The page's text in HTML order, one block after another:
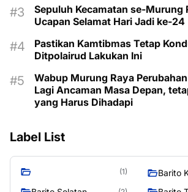
Sepuluh Kecamatan se-Murung
Ucapan Selamat Hari Jadi ke-24
Pastikan Kamtibmas Tetap
Ditpolairud Lakukan Ini
Wabup Murung Raya
Lagi Ancaman Masa Depan,
yang Harus Dihadapi
Label List
(1) Barito